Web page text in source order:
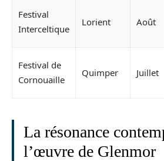
Festival
Interceltique
Lorient Août
Festival de
Cornouaille
Quimper Juillet
La résonance
l’œuvre de Glenmor